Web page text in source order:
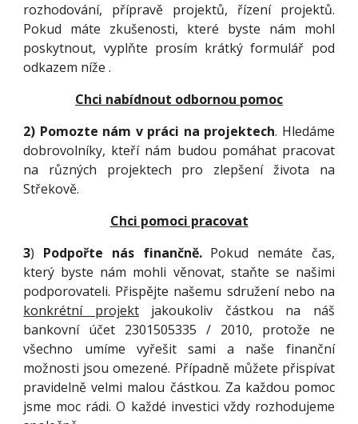
rozhodování, přípravě projektů, řízení projektů.
Pokud máte zkušenosti, které byste nám mohl
poskytnout, vyplňte prosím krátký formulář pod
odkazem níže .
Chci nabídnout odbornou pomoc
2) Pomozte nám v práci na projektech. Hledáme
dobrovolníky, kteří nám budou pomáhat pracovat
na různých projektech pro zlepšení života na
Střekově.
Chci pomoci pracovat
3) Podpořte nás finančně.Pokud nemáte čas,
který byste nám mohli věnovat, staňte se našimi
podporovateli. Přispějte našemu sdružení nebo na
konkrétní projektjakoukoliv částkou na náš
bankovní účet 2301505335 / 2010, protože ne
všechno umíme vyřešit sami a naše finanční
možnosti jsou omezené. Případně můžete přispívat
pravidelně velmi malou částkou. Za každou pomoc
jsme moc rádi. O každé investici vždy rozhodujeme